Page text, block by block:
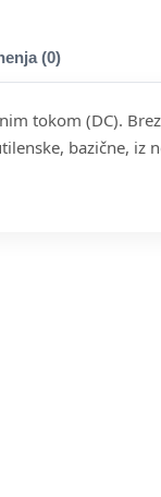
(0)
tokom (DC).
bazične, iz